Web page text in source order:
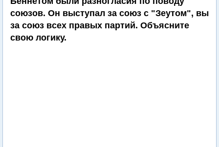
союзов. Он выступал за союз с "Зеутом", вы
за союз всех правых партий. Объясните
свою логику.